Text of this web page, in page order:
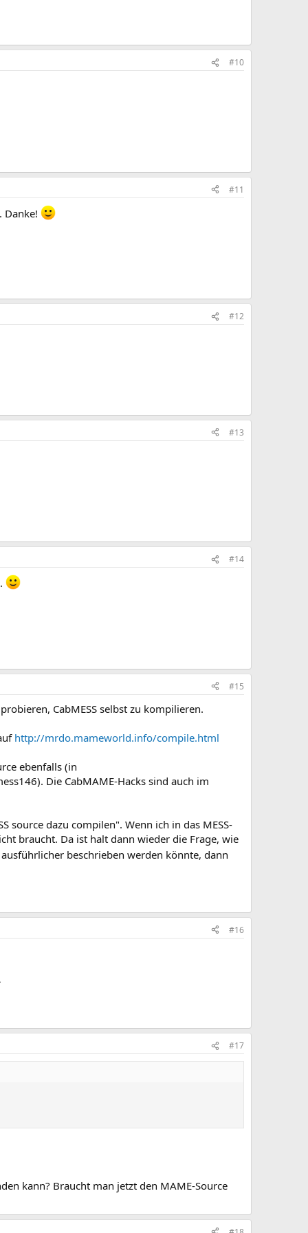
#10
#11
Danke!
#12
#13
#14
#15
CabMESS selbst zu kompilieren.
http://mrdo.mameworld.info/compile.html
ebenfalls (in
Die CabMAME-Hacks sind auch im
source dazu compilen". Wenn ich in das MESS-
braucht. Da ist halt dann wieder die Frage, wie
beschrieben werden könnte, dann
#16
#17
kann? Braucht man jetzt den MAME-Source